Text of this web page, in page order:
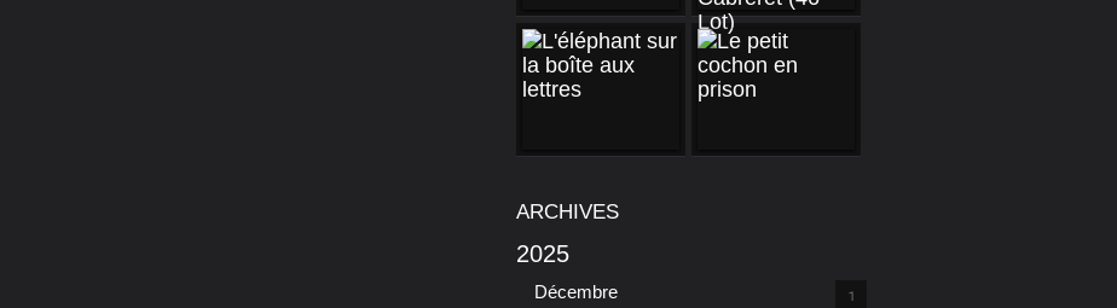
ARCHIVES
2025
Décembre 1